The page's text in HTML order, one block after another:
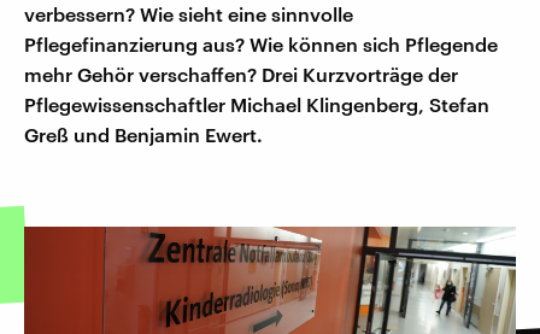
verbessern? Wie sieht eine sinnvolle
Pflegefinanzierung aus? Wie können sich Pflegende
mehr Gehör verschaffen? Drei Kurzvorträge der
Pflegewissenschaftler Michael Klingenberg, Stefan
Greß und Benjamin Ewert.